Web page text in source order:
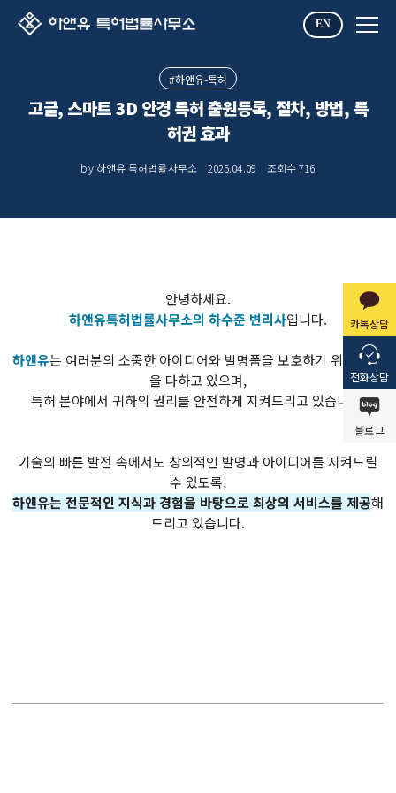
EN
카톡상담
전화상담
블로그
#하앤유-특허
고글, 스마트 3D 안경 특허 출원등록, 절차, 방법, 특
허권 효과
by 하앤유 특허법률사무소 2025.04.09 조회수716
안녕하세요.
하앤유특허법률사무소의 하수준 변리사입니다.
하앤유는 여러분의 소중한 아이디어와 발명품을 보호하기 위해 최선
을 다하고 있으며,
특허 분야에서 귀하의 권리를 안전하게 지켜드리고 있습니다.
기술의 빠른 발전 속에서도 창의적인 발명과 아이디어를 지켜드릴
수 있도록,
하앤유는 전문적인 지식과 경험을 바탕으로 최상의 서비스를 제공해
드리고 있습니다.